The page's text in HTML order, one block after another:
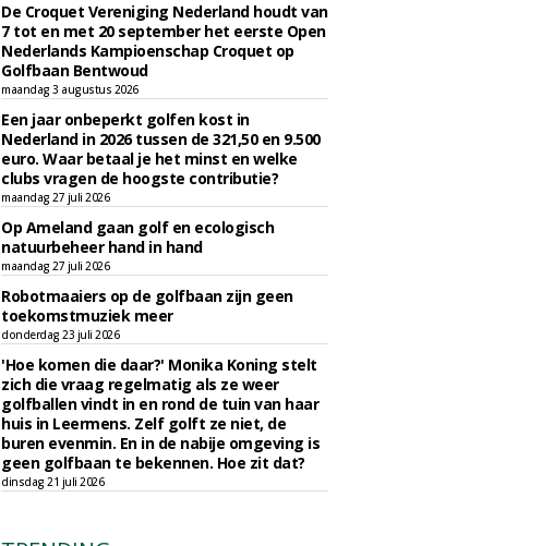
De Croquet Vereniging Nederland houdt van
7 tot en met 20 september het eerste Open
Nederlands Kampioenschap Croquet op
Golfbaan Bentwoud
maandag 3 augustus 2026
Een jaar onbeperkt golfen kost in
Nederland in 2026 tussen de 321,50 en 9.500
euro. Waar betaal je het minst en welke
clubs vragen de hoogste contributie?
maandag 27 juli 2026
Op Ameland gaan golf en ecologisch
natuurbeheer hand in hand
maandag 27 juli 2026
Robotmaaiers op de golfbaan zijn geen
toekomstmuziek meer
donderdag 23 juli 2026
'Hoe komen die daar?' Monika Koning stelt
zich die vraag regelmatig als ze weer
golfballen vindt in en rond de tuin van haar
huis in Leermens. Zelf golft ze niet, de
buren evenmin. En in de nabije omgeving is
geen golfbaan te bekennen. Hoe zit dat?
dinsdag 21 juli 2026